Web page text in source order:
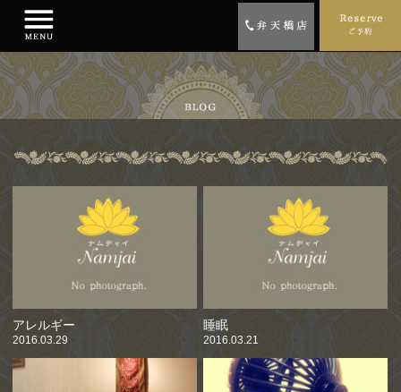
アレルギー
2016.03.29
睡眠
2016.03.21